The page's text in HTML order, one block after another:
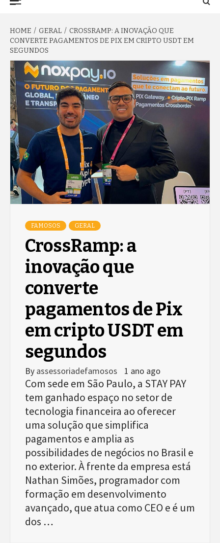
HOME GERAL
CROSSRAMP: A INOVAÇÃO QUE
CONVERTE PAGAMENTOS DE PIX EM CRIPTO USDT EM
SEGUNDOS
FAMOSOS GERAL
CrossRamp: a
inovação que
converte
pagamentos de Pix
em cripto USDT em
segundos
By assessoriadefamosos 1 ano ago
Com sede em São Paulo, a STAY PAY
tem ganhado espaço no setor de
tecnologia financeira ao oferecer
uma solução que simplifica
pagamentos e amplia as
possibilidades de negócios no Brasil e
no exterior. À frente da empresa está
Nathan Simões, programador com
formação em desenvolvimento
avançado, que atua como CEO e é um
dos …